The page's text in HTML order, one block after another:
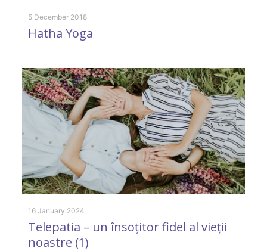
5 December 2018
Hatha Yoga
16 January 2024
Telepatia – un însoțitor fidel al vieții
noastre (1)